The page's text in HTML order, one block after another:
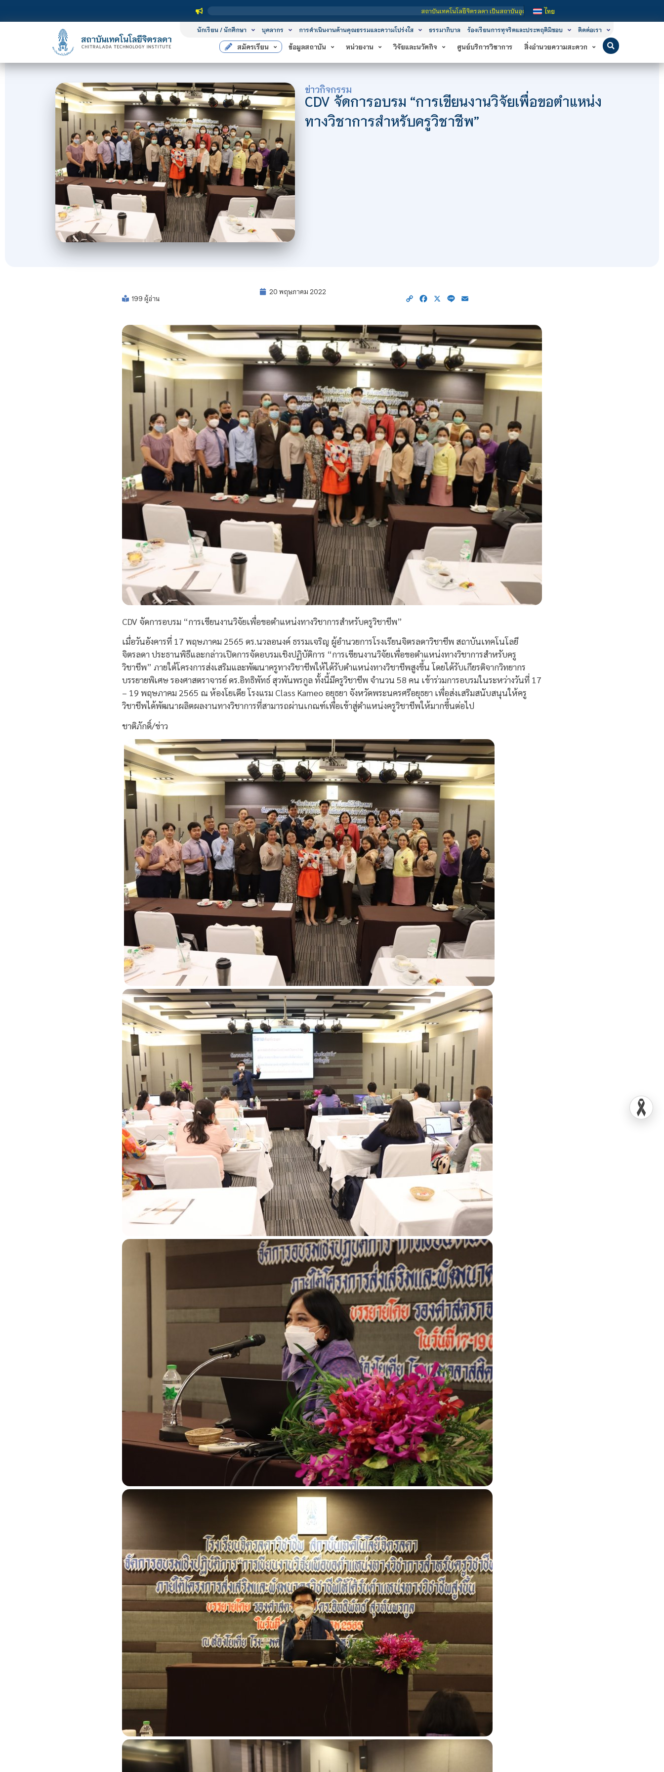
สถาบันเทคโนโลยีจิตรลดา เป็นสถาบันอุดมศึกษาในกำกับของรัฐ เปิดหลักสูตรการเรียนการสอน 3 ระดับ คือ ระดับประกาศ
ไทย
นักเรียน / นักศึกษา บุคลากร การดำเนินงานด้านคุณธรรมและความโปร่งใส ธรรมาภิบาล ร้องเรียนการทุจริตและประพฤติมิชอบ ติดต่อเรา
สมัครเรียน ข้อมูลสถาบัน หน่วยงาน วิจัยและนวัตกิจ ศูนย์บริการวิชาการ สิ่งอำนวยความสะดวก
ข่าวกิจกรรม
CDV จัดการอบรม “การเขียนงานวิจัยเพื่อขอตำแหน่ง
ทางวิชาการสำหรับครูวิชาชีพ”
199 ผู้อ่าน
20 พฤษภาคม 2022
Copy Facebook
X Line
CDV จัดการอบรม “การเขียนงานวิจัยเพื่อขอตำแหน่งทางวิชาการสำหรับครูวิชาชีพ”
เมื่อวันอังคารที่ 17 พฤษภาคม 2565 ดร.นวลอนงค์ ธรรมเจริญ ผู้อำนวยการโรงเรียนจิตรลดาวิชาชีพ สถาบันเทคโนโลยี
จิตรลดา ประธานพิธีและกล่าวเปิดการจัดอบรมเชิงปฏิบัติการ “การเขียนงานวิจัยเพื่อขอตำแหน่งทางวิชาการสำหรับครู
วิชาชีพ” ภายใต้โครงการส่งเสริมและพัฒนาครูทางวิชาชีพให้ได้รับตำแหน่งทางวิชาชีพสูงขึ้น โดยได้รับเกียรติจากวิทยากร
บรรยายพิเศษ รองศาสตราจารย์ ดร.อิทธิพัทธ์ สุวพันพรกูล ทั้งนี้มีครูวิชาชีพ จำนวน 58 คน เข้าร่วมการอบรมในระหว่างวันที่ 17
– 19 พฤษภาคม 2565 ณ ห้องโยเดีย โรงแรม Class Kameo อยุธยา จังหวัดพระนครศรีอยุธยา เพื่อส่งเสริมสนับสนุนให้ครู
วิชาชีพได้พัฒนาผลิตผลงานทางวิชาการที่สามารถผ่านเกณฑ์เพื่อเข้าสู่ตำแหน่งครูวิชาชีพให้มากขึ้นต่อไป
ชาติภักดิ์/ข่าว